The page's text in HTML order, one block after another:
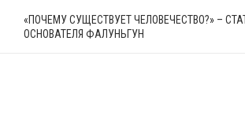
«ПОЧЕМУ СУЩЕСТВУЕТ ЧЕЛОВЕЧЕСТВО?» –
ОСНОВАТЕЛЯ ФАЛУНЬГУН